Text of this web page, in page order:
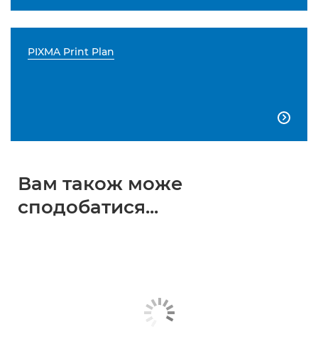
PIXMA Print Plan

Вам також може
сподобатися...